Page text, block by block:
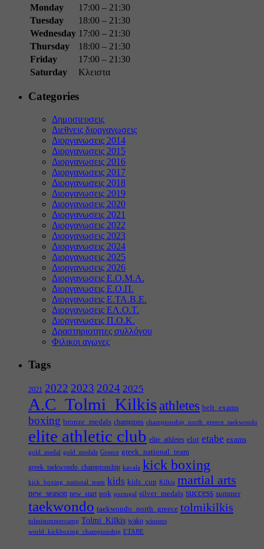
Monday
17:00 – 21:30
Tuesday
18:00 – 21:30
Wednesday 17:00 – 21:30
Thursday
18:00 – 21:30
Friday
17:00 – 21:30
Saturday
Κλειστα
Categories
Δημοσιευσεις
Διεθνεις διοργανωσεις
Διοργανωσεις 2014
Διοργανωσεις 2015
Διοργανωσεις 2016
Διοργανωσεις 2017
Διοργανωσεις 2018
Διοργανωσεις 2019
Διοργανωσεις 2020
Διοργανωσεις 2021
Διοργανωσεις 2022
Διοργανωσεις 2023
Διοργανωσεις 2024
Διοργανωσεις 2025
Διοργανωσεις 2026
Διοργανωσεις Ε.Ο.Μ.Α.
Διοργανωσεις Ε.Ο.Π.
Διοργανωσεις Ε.ΤΑ.Β.Ε.
Διοργανωσεις ΕΛ.Ο.Τ.
Διοργανωσεις Π.Ο.Κ.
Δραστηριοτητες συλλόγου
Φιλικοι αγωνες
Tags
2021 2022 2023 2024 2025
A.C_Tolmi_Kilkis athletes belt_exams
boxing bronze_medals champions championship_north_greece_taekwondo
elite athletic club elite_athletes elot etabe exams
gold_medal gold_medals Greece greek_national_team
greek_taekwondo_championship kavala kick boxing
kick_boxing_national_team kids kids_cup Kilkis martial arts
new_season new_start pok portugal silver_medals success summer
taekwondo taekwondo_north_greece tolmikilkis
tolmisummercamp Tolmi_Kilkis wako winners
world_kickboxing_championship ΕΤΑΒΕ